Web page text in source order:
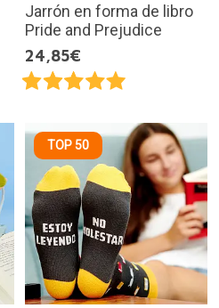
Jarrón en forma de libro
Pride and Prejudice
24,85€
TOP 50